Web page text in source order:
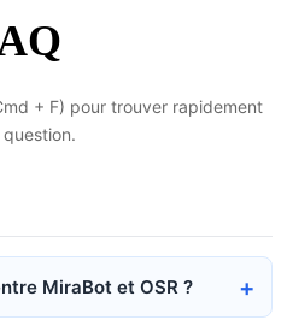
+ F) pour trouver rapidement
MiraBot et OSR ?